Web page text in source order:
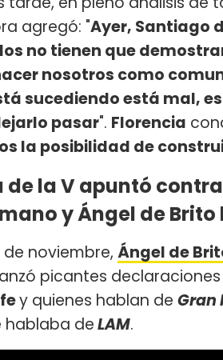
agregó: "Ayer, Santiago
no tienen que
nosotros como
sucediendo está mal,
pasar". Florencia
la posibilidad de
de la V apuntó
y Ángel de
noviembre, Ángel de
picantes
y quienes hablan de Gran
hablaba deLAM.